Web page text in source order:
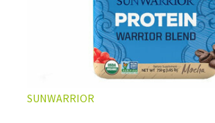
SUNWARRIOR